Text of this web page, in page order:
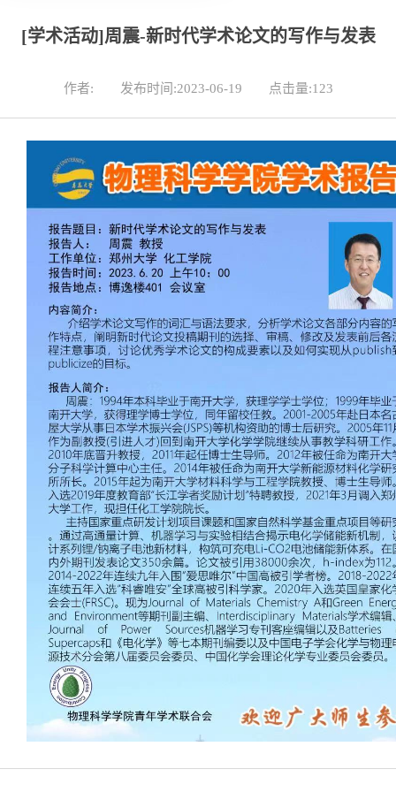
[学术活动]周震-新时代学术论文的写作与发表
作者: 发布时间:2023-06-19 点击量:123